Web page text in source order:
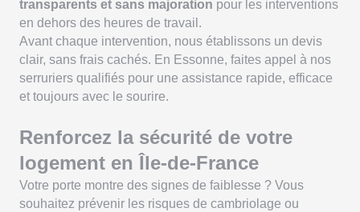
transparents et sans majoration pour les interventions
en dehors des heures de travail.
Avant chaque intervention, nous établissons un devis
clair, sans frais cachés. En Essonne, faites appel à nos
serruriers qualifiés pour une assistance rapide, efficace
et toujours avec le sourire.
Renforcez la sécurité de votre
logement en Île-de-France
Votre porte montre des signes de faiblesse ? Vous
souhaitez prévenir les risques de cambriolage ou